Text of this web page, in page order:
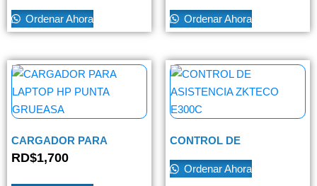
Ordenar Ahora Ordenar Ahora
CARGADOR PARA
LAPTOP HP PUNTA
GRUEASA
RD$1,700
CONTROL DE
E300C
Ordenar Ahora